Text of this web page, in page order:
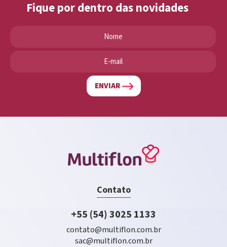
Fique por dentro das novidades
ENVIAR
Contato
+55 (54) 3025 1133
contato@multiflon.com.br
sac@multiflon.com.br